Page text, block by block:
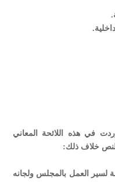
وردت في هذه اللائحة المعاني
خلاف ذلك:
لسير العمل بالمجلس ولجانه